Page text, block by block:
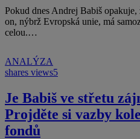
Pokud dnes Andrej Babiš
on, nýbrž Evropská unie, má
celou.…
ANALÝZA
shares views5
Je Babiš ve střetu
Projděte si vazby
fondů